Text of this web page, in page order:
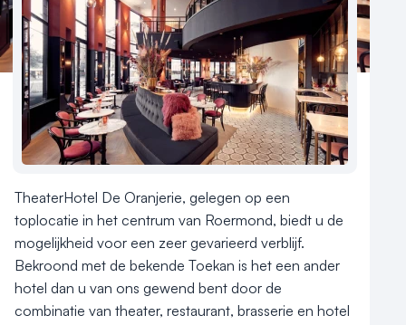
Reviews (5⭐️)
Contact
Aantal hotelkamers
102
Hotelclassificatie
TheaterHotel De Oranjerie, gelegen op een
toplocatie in het centrum van Roermond, biedt u de
mogelijkheid voor een zeer gevarieerd verblijf.
Bekroond met de bekende Toekan is het een ander
hotel dan u van ons gewend bent door de
combinatie van theater, restaurant, brasserie en hotel